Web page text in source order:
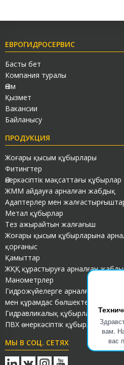
вам.
вас
ЕВРОГИДРОСЕРВИС
Басты бет
Компания туралы
Өнім
Қызмет
Вакансии
Байланысу
ПРОДУКЦИЯ
Жоғары қысым құбырлары
Фитингтер
Өнеркәсіптік мақсаттағы құбырлар
ЖММ айдауға арналған жабдық
Адаптерлер мен
Метал құбырлар
Тез ажырайтын жалғағыш
Жоғары қысым құбырларына
қорғаныс
Қамыттар
ЖҚҚ құрастыруға арналған
Манометрлер
Гидрожүйелерге арналған
мен құрамдас бөлшектер
Гидравликалық құбырлар
ПВХ өнеркәсіптік құбырлар
МЫ В СОЦ. СЕТЯХ